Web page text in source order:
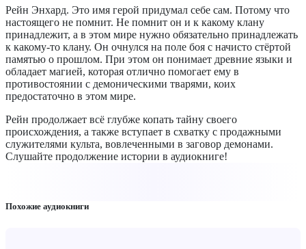
Рейн Энхард. Это имя герой придумал себе сам. Потому что
настоящего не помнит. Не помнит он и к какому клану
принадлежит, а в этом мире нужно обязательно принадлежать
к какому-то клану. Он очнулся на поле боя с начисто стёртой
памятью о прошлом. При этом он понимает древние языки и
обладает магией, которая отлично помогает ему в
противостоянии с демоническими тварями, коих
предостаточно в этом мире.
Рейн продолжает всё глубже копать тайну своего
происхождения, а также вступает в схватку с продажными
служителями культа, вовлеченными в заговор демонами.
Слушайте продолжение истории в аудиокниге!
Похожие аудиокниги